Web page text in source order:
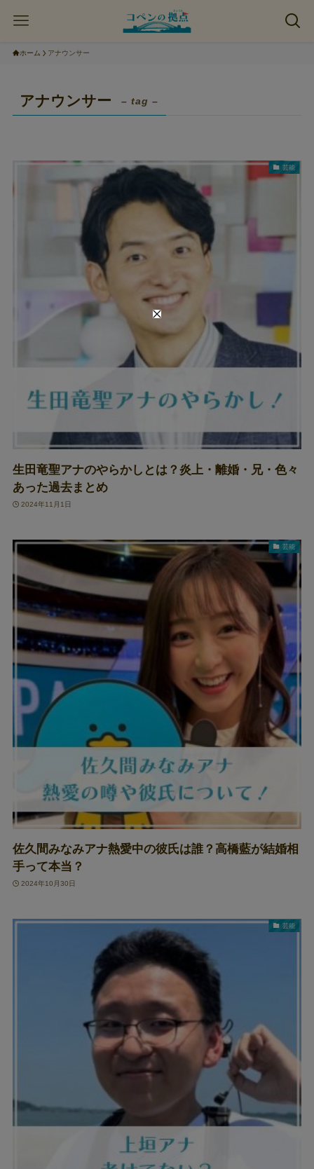
ホーム アナウンサー
アナウンサー – tag –
芸能
生田竜聖アナのやらかしとは？炎上・離婚・兄・色々
あった過去まとめ
2024年11月1日
芸能
佐久間みなみアナ熱愛中の彼氏は誰？高橋藍が結婚相
手って本当？
2024年10月30日
芸能